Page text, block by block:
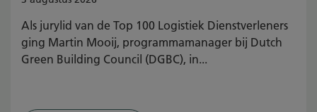
Als jurylid van de Top 100 Logistiek Dienstverleners
ging Martin Mooij, programmamanager bij Dutch
Green Building Council (DGBC), in...